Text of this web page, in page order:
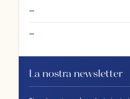
La nostra newsletter